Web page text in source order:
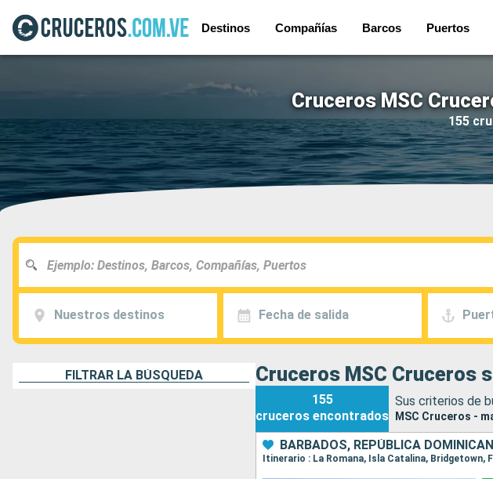
Destinos Compañías Barcos Puertos
Cruceros MSC
155
Nuestros destinos Fecha de salida
FILTRAR LA BÚSQUEDA Cruceros MSC Cruceros
155
cruceros encontrados
Sus criterios de
MSC Cruceros -
BARBADOS, REPÚBLICA